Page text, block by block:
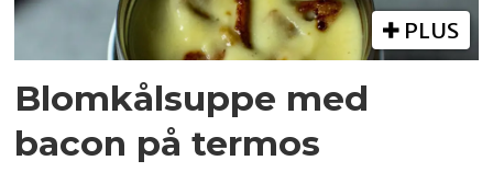
PLUS
Blomkålsuppe med
bacon på termos